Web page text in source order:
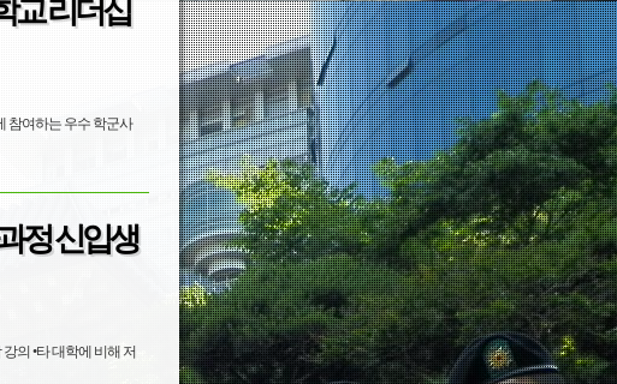
교 리더십
참여하는 우수 학군사
정 신입생
해 저